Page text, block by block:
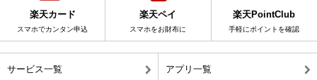
楽天カード
スマホでカンタン申込
楽天ペイ
スマホをお財布に
楽天PointClub
手軽にポイントを確認
サービス一覧 アプリ一覧